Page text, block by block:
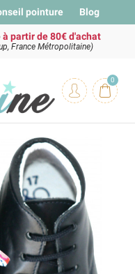
pointure Blog
à partir de 80€ d'achat
France Métropolitaine)
0